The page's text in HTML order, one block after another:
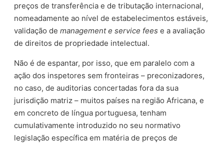
preços de transferência e de tributação internacional,
nomeadamente ao nível de estabelecimentos estáveis,
validação demanagement e service fees e a avaliação
de direitos de propriedade intelectual.
Não é de espantar, por isso, que em paralelo com a
ação dos inspetores sem fronteiras – preconizadores,
no caso, de auditorias concertadas fora da sua
jurisdição matriz – muitos países na região Africana, e
em concreto de língua portuguesa, tenham
cumulativamente introduzido no seu normativo
legislação específica em matéria de preços de